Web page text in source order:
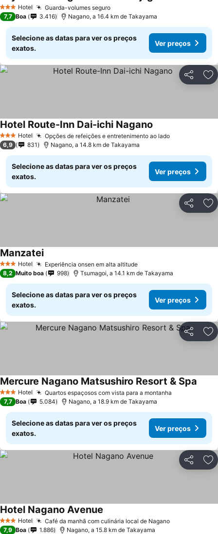
3 EstrelasHotel Guarda-volumes seguro
7,7 Boa 3.416 Nagano, a 16.4 km de Takayama
Selecione as datas para ver os preços
exatos.
Ver preços
Partilhar
3 EstrelasHotel Opções de refeições e entretenimento ao lado
Hotel Route-Inn Dai-ichi Nagano
6,9 831 Nagano, a 14.8 km de Takayama
Selecione as datas para ver os preços
exatos.
Ver preços
Partilhar
3 EstrelasHotel Experiência onsen em alta altitude
Manzatei
8,2 Muito boa 998 Tsumagoi, a 14.1 km de Takayama
Selecione as datas para ver os preços
exatos.
Ver preços
Partilhar
3 EstrelasHotel Quartos espaçosos com vista para a montanha
Mercure Nagano Matsushiro Resort & Spa
7,7 Boa 5.084 Nagano, a 18.9 km de Takayama
Selecione as datas para ver os preços
exatos.
Ver preços
Partilhar
3 EstrelasHotel Café da manhã com culinária local de Nagano
Hotel Nagano Avenue
7,9 Boa 1.886 Nagano, a 15.8 km de Takayama